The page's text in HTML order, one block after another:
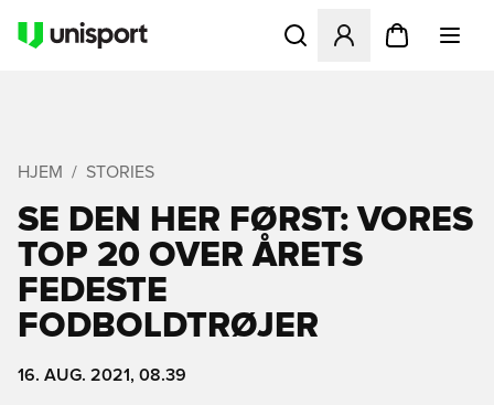
Åbner en Modal til at
HJEM STORIES
SE DEN HER FØRST: VORES
TOP 20 OVER ÅRETS
FEDESTE
FODBOLDTRØJER
16. AUG. 2021, 08.39